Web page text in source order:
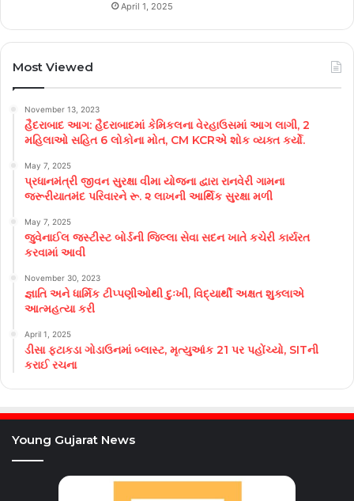
April 1, 2025
Most Viewed
November 13, 2023
હૈદરાબાદ આગ: હૈદરાબાદમાં કેમિકલના વેરહાઉસમાં આગ લાગી, 2
મહિલાઓ સહિત 6 લોકોના મોત, CM KCRએ શોક વ્યક્ત કર્યો.
May 7, 2025
પ્રધાનમંત્રી જીવન સુરક્ષા વીમા યોજના દ્વારા રાનવેરી ગામના
જરૂરીયાતમંદ પરિવારને રૂ. ૨ લાખની આર્થિક સુરક્ષા મળી
May 7, 2025
જુવેનાઈલ જસ્ટીસ્ટ બોર્ડની જિલ્લા સેવા સદન ખાતે કચેરી કાર્યરત
કરવામાં આવી
November 30, 2023
જ્ઞાતિ અને ધાર્મિક ટીપ્પણીઓથી દુઃખી, વિદ્યાર્થી અક્ષત શુક્લાએ
આત્મહત્યા કરી
April 1, 2025
ડીસા ફટાકડા ગોડાઉનમાં બ્લાસ્ટ, મૃત્યુઆંક 21 પર પહોંચ્યો, SITની
કરાઈ રચના
Young Gujarat News